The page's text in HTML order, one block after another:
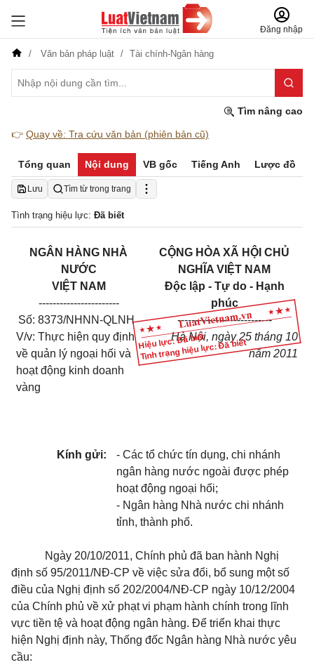
Đăng nhập
Văn bản pháp luật Tài chính-Ngân hàng
Tìm nâng cao
👉 Quay về: Tra cứu văn bản (phiên bản cũ)
Tổng quan Nội dung VB gốc Tiếng Anh Lược đồ
Lưu Tìm từ trong trang
Tình trạng hiệu lực: Đã biết
Hiệu lực: Đã biết
Tình trạng hiệu lực: Đã biết
NGÂN HÀNG NHÀ
NƯỚC
VIỆT NAM
-----------------------
Số: 8373/NHNN-QLNH
V/v: Thực hiện quy định
về quản lý ngoại hối và
hoạt động kinh doanh
vàng
CỘNG HÒA XÃ HỘI CHỦ
NGHĨA VIỆT NAM
Độc lập - Tự do - Hạnh
phúc
---------------------------
Hà Nội, ngày 25 tháng 10
năm 2011
Kính gửi:
- Các tổ chức tín dụng, chi nhánh
ngân hàng nước ngoài được phép
hoạt động ngoại hối;
- Ngân hàng Nhà nước chi nhánh
tỉnh, thành phố.
Ngày 20/10/2011, Chính phủ đã ban hành Nghị
định số 95/2011/NĐ-CP về việc sửa đổi, bổ sung một số
điều của Nghị định số 202/2004/NĐ-CP ngày 10/12/2004
của Chính phủ về xử phạt vi phạm hành chính trong lĩnh
vực tiền tệ và hoạt động ngân hàng. Để triển khai thực
hiện Nghị định này, Thống đốc Ngân hàng Nhà nước yêu
cầu: